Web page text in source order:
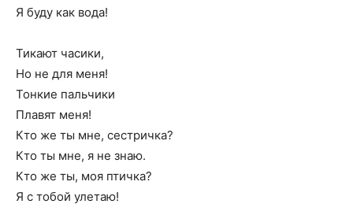
Я буду как вода!
Тикают часики,
Но не для меня!
Тонкие пальчики
Плавят меня!
Кто же ты мне, сестричка?
Кто ты мне, я не знаю.
Кто же ты, моя птичка?
Я с тобой улетаю!